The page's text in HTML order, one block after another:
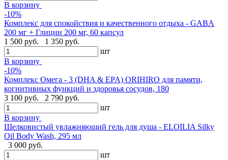
В корзину
-10%
Комплекс для спокойствия и качественного отдыха - GABA
200 мг + Глицин 200 мг, 60 капсул
1 500 руб.
1 350 руб.
шт
В корзину
-10%
Комплекс Омега - 3 (DHA & EPA) ORIHIRO для памяти,
когнитивных функций и здоровья сосудов, 180
3 100 руб.
2 790 руб.
шт
В корзину
Шелковистый увлажняющий гель для душа - ELOILIA Silky
Oil Body Wash, 295 мл
3 000 руб.
шт